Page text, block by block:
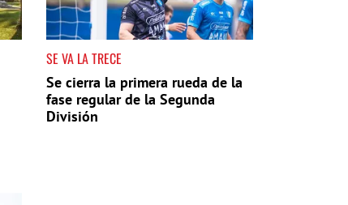
SE VA LA TRECE
Se cierra la primera rueda de la
fase regular de la Segunda
División